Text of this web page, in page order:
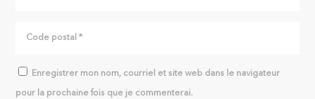
Enregistrer mon nom, courriel et site web dans le navigateur
pour la prochaine fois que je commenterai.